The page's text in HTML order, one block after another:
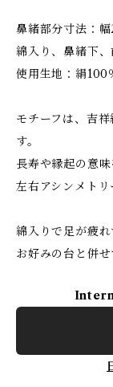
鼻緒部分寸法：
綿入り、鼻緒下
使用生地：絹100
モチーフは、吉
す。
長寿や縁起の意味
左右アシンメトリ
綿入りで足が疲れ
お好みの台と併